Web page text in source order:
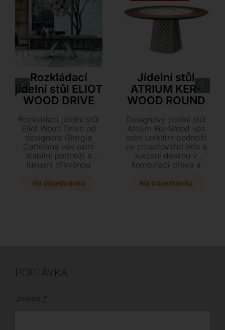
Rozkládací
jídelní stůl ELIOT
WOOD DRIVE
Rozkládací jídelní stůl
Eliot Wood Drive od
designéra Giorgia
Cattelana vás oslní
stabilní podnoží a
luxusní dřevěnou
dubu. Vyberte si z
každé moderní jídelny.
Na objednávku
Jídelní stůl
ATRIUM KER-
WOOD ROUND
Designový jídelní stůl
Atrium Ker-Wood vás
oslní unikátní podnoží
ze zrcadlového skla a
luxusní deskou v
kombinaci dřeva a
skvost s průměrem až
Na objednávku
POPTÁVKA
Jméno *